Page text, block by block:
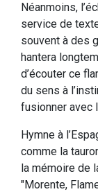
Néanmoins,
service de
souvent à des
hantera
d’écouter ce
du sens à
fusionner avec
Hymne à
comme la
la mémoire de
"Morente,